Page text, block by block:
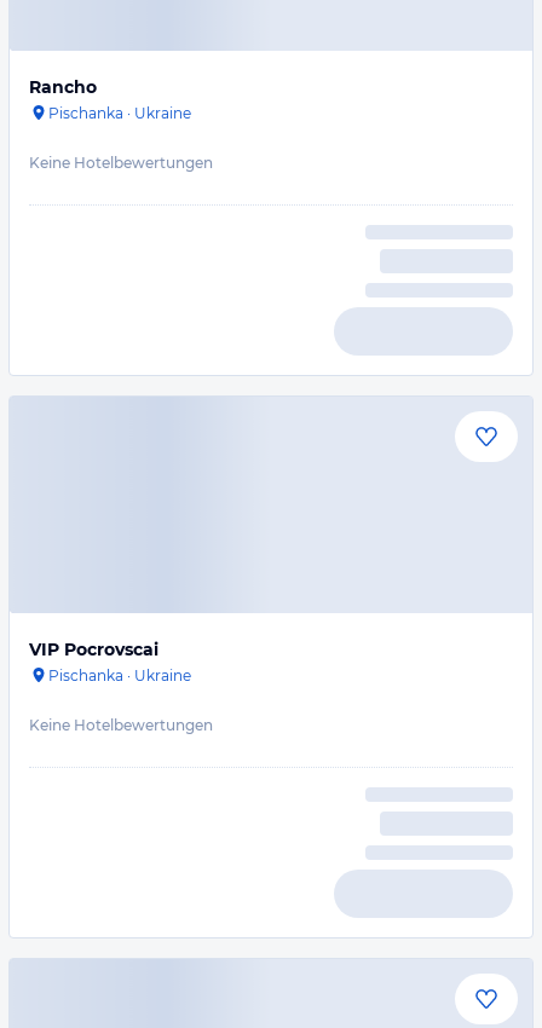
Rancho
Pischanka · Ukraine
Keine Hotelbewertungen
VIP Pocrovscai
Pischanka · Ukraine
Keine Hotelbewertungen